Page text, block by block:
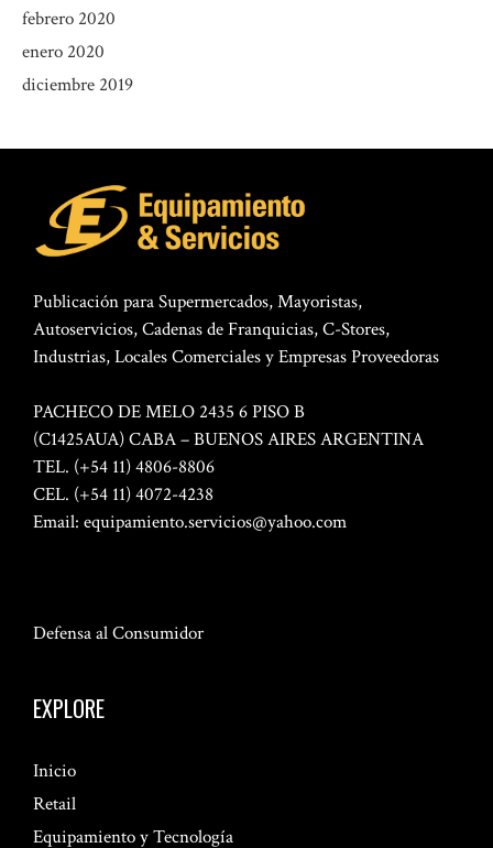
febrero 2020
enero 2020
diciembre 2019
Publicación para Supermercados, Mayoristas,
Autoservicios, Cadenas de Franquicias, C-Stores,
Industrias, Locales Comerciales y Empresas Proveedoras
PACHECO DE MELO 2435 6 PISO B
(C1425AUA) CABA – BUENOS AIRES ARGENTINA
TEL. (+54 11) 4806-8806
CEL. (+54 11) 4072-4238
Email: equipamiento.servicios@yahoo.com
Defensa al Consumidor
EXPLORE
Inicio
Retail
Equipamiento y Tecnología